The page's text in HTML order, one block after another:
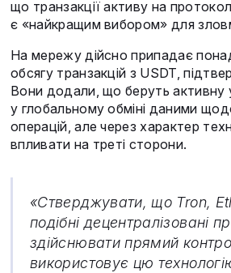
що транзакції активу на
є «найкращим вибором» для
На мережу дійсно припадає
обсягу транзакцій з USDT,
Вони додали, що беруть активну
у глобальному обміні даними
операцій, але через характер
впливати на треті сторони.
«Стверджувати, що Tron,
подібні децентралізовані
здійснювати прямий
використовує цю